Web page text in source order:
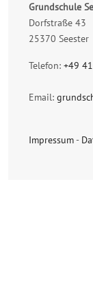
Grundschule
Dorfstraße 43
25370 Seester
Telefon: +49
Email:
Impressum-